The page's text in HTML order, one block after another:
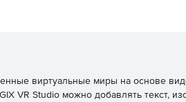
виртуальные миры на основе
VR Studio можно добавлять текст,